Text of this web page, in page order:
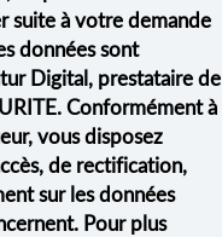
suite à votre demande
données sont
Digital, prestataire de
Conformément à
vous disposez
de rectification,
sur les données
Pour plus